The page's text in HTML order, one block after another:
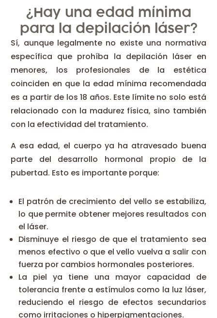
¿Hay una edad mínima
para la depilación láser?
Sí, aunque legalmente no existe una normativa
específica que prohíba la depilación láser en
menores, los profesionales de la estética
coinciden en que la edad mínima recomendada
es a partir de los 18 años. Este límite no solo está
relacionado con la madurez física, sino también
con la efectividad del tratamiento.
A esa edad, el cuerpo ya ha atravesado buena
parte del desarrollo hormonal propio de la
pubertad. Esto es importante porque:
El patrón de crecimiento del vello se estabiliza,
lo que permite obtener mejores resultados con
el láser.
Disminuye el riesgo de que el tratamiento sea
menos efectivo o que el vello vuelva a salir con
fuerza por cambios hormonales posteriores.
La piel ya tiene una mayor capacidad de
tolerancia frente a estímulos como la luz láser,
reduciendo el riesgo de efectos secundarios
como irritaciones o hiperpigmentaciones.